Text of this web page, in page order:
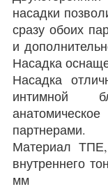
насадки
сразу обоих
и
Насадка
Насадка
интимной
партнерами.
Материал
внутреннего
мм